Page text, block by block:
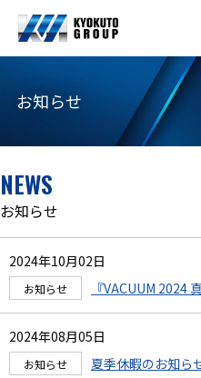
お知らせ
NEWS
お知らせ
2024年10月02日
『VACUUM 2024
2024年08月05日
夏季休暇のお知ら